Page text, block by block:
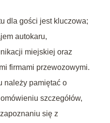
dla gości jest kluczowa;
autokaru,
miejskiej oraz
firmami przewozowymi.
należy pamiętać o
szczegółów,
się z